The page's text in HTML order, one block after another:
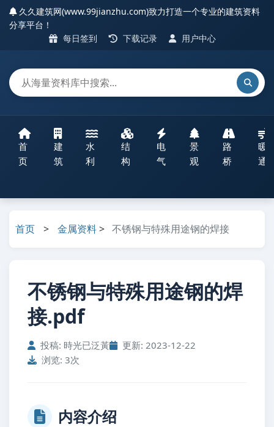
久久建筑网(www.99jianzhu.com)致力打造一个专业的建筑资料
分享平台！
每日签到
下载记录 用户中心
首
页
建
筑
水
利
结
构
电
气
景
观
路
桥
暖
通
首页 > 金属资料> 不锈钢与特殊用途钢的焊接
不锈钢与特殊用途钢的焊
接.pdf
投稿: 時光已泛黃
更新: 2023-12-22
浏览: 3次
内容介绍